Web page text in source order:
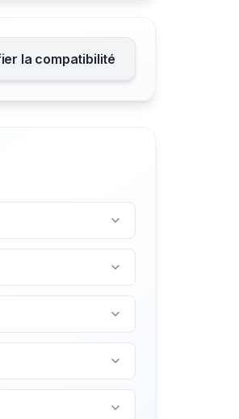
la compatibilité